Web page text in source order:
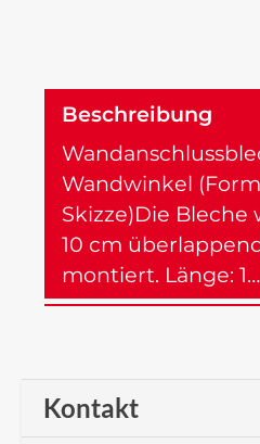
Beschreibung
Wandwinkel
Skizze)Die
10 cm
montiert. Länge: 1…
Kontakt